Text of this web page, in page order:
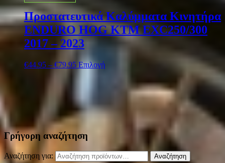
Προστατευτικά Καλύμματα Κινητήρα
ENDURO HOG KTM EXC250/300
2017 – 2023
€44.95 –€79.95 Επιλογή
Γρήγορη αναζήτηση
Αναζήτηση για: Αναζήτηση